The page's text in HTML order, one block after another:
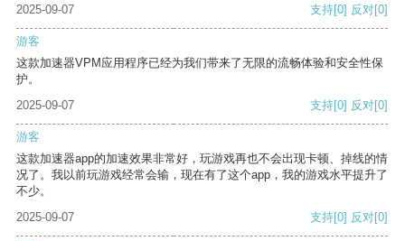
2025-09-07
支持[0] 反对[0]
游客
这款加速器VPM应用程序已经为我们带来了无限的流畅体验和安全性保
护。
2025-09-07
支持[0] 反对[0]
游客
这款加速器app的加速效果非常好，玩游戏再也不会出现卡顿、掉线的情
况了。我以前玩游戏经常会输，现在有了这个app，我的游戏水平提升了
不少。
2025-09-07
支持[0] 反对[0]